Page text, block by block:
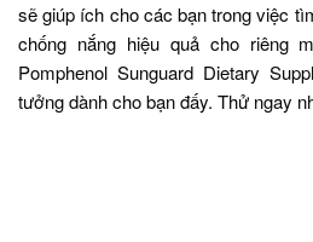
sẽ giúp ích cho các bạn trong việc
chống nắng hiệu quả cho riêng
Pomphenol Sunguard Dietary
tưởng dành cho bạn đấy. Thử ngay